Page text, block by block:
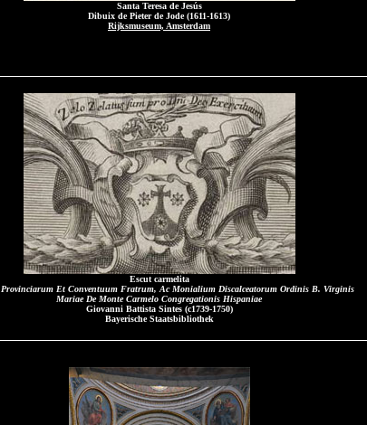
Santa Teresa de Jesús
Dibuix de Pieter de Jode (1611-1613)
Rijksmuseum, Amsterdam
Escut carmelita
Provinciarum Et Conventuum Fratrum, Ac Monialium Discalceatorum Ordinis B. Virginis
Mariae De Monte Carmelo Congregationis Hispaniae
Giovanni Battista Sintes (c1739-1750)
Bayerische Staatsbibliothek